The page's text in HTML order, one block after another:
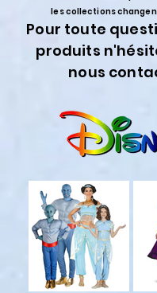
les collections
Pour toute
produits
nous